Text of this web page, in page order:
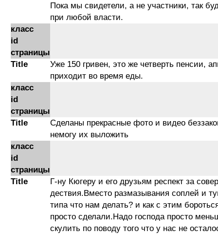
Пока мы свидетели, а не участники, так
при любой власти.
класс
id
страницы
Title
Уже 150 гривен, это же четверть пенсии,
приходит во время еды.
класс
id
страницы
Title
Сделаны прекрасные фото и видео
немогу их выложить
класс
id
страницы
Title
Г-ну Кюгеру и его друзьям респект за
дествия.Вместо размазывания соплей и
типа что нам делать? и как с этим
просто сделали.Надо господа просто
скулить по поводу того что у нас не